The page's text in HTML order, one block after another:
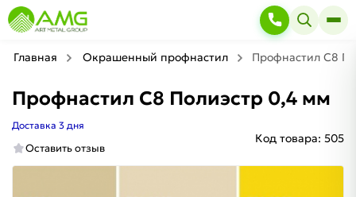
Главная Окрашенный профнастил Профнастил С8
Профнастил С8 Полиэстр 0,4 мм
Доставка 3 дня
Оставить отзыв
Код товара: 505